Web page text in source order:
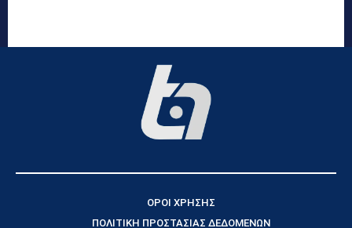
ΟΡΟΙ ΧΡΗΣΗΣ
ΠΟΛΙΤΙΚΗ ΠΡΟΣΤΑΣΙΑΣ ΔΕΔΟΜΕΝΩΝ